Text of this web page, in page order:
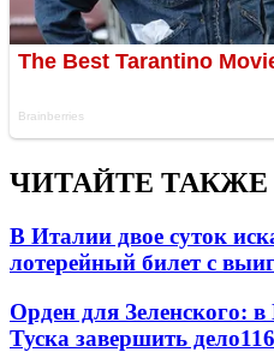
ЧИТАЙТЕ ТАКЖЕ
В Италии двое суток
лотерейный билет с
Орден для Зеленского:
Туска завершить дело